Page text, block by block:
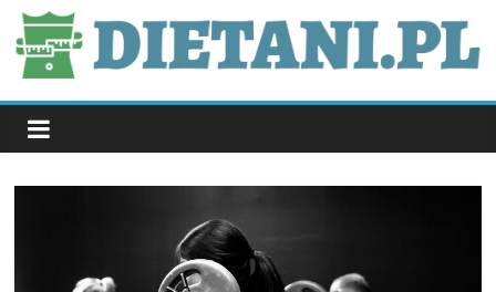
Skip
to
content
dietani.pl